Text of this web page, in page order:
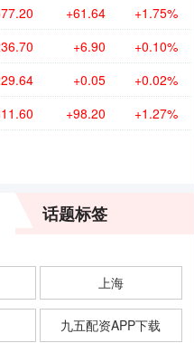
+61.64 +1.75%
+6.90 +0.10%
+0.05 +0.02%
+98.20 +1.27%
话题标签
上海
九五配资APP下载